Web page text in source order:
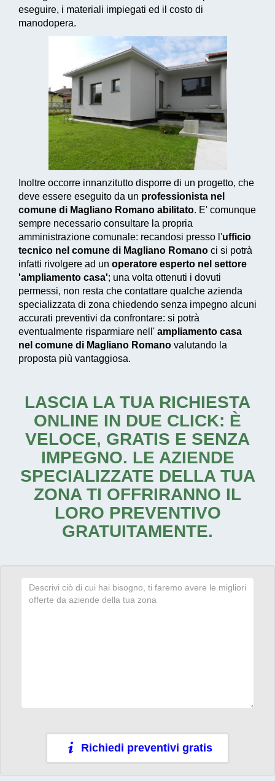
eseguire, i materiali impiegati ed il costo di
manodopera.
Inoltre occorre innanzitutto disporre di un progetto, che
deve essere eseguito da un professionista nel
comune di Magliano Romano abilitato. E' comunque
sempre necessario consultare la propria
amministrazione comunale: recandosi presso l'ufficio
tecnico nel comune di Magliano Romano ci si potrà
infatti rivolgere ad un operatore esperto nel settore
'ampliamento casa'; una volta ottenuti i dovuti
permessi, non resta che contattare qualche azienda
specializzata di zona chiedendo senza impegno alcuni
accurati preventivi da confrontare: si potrà
eventualmente risparmiare nell' ampliamento casa
nel comune di Magliano Romano valutando la
proposta più vantaggiosa.
LASCIA LA TUA RICHIESTA
ONLINE IN DUE CLICK: È
VELOCE, GRATIS E SENZA
IMPEGNO. LE AZIENDE
SPECIALIZZATE DELLA TUA
ZONA TI OFFRIRANNO IL
LORO PREVENTIVO
GRATUITAMENTE.
Richiedi preventivi gratis